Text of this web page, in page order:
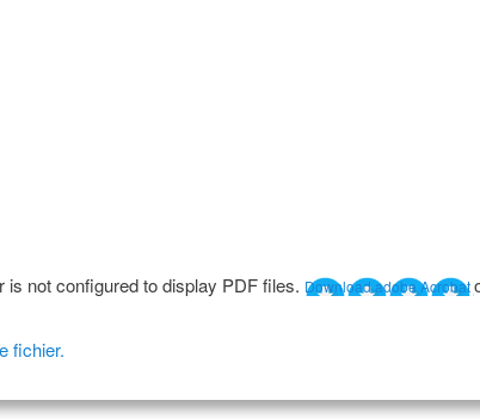
is not configured to display PDF files. Download adobe Acrobat
fichier.